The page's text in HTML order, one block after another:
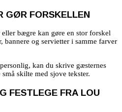
GØR FORSKELLEN
bægre kan gøre en stor forskel
og servietter i samme farver
kan du skrive gæsternes
skilte med sjove tekster.
FESTLEGE FRA LOU